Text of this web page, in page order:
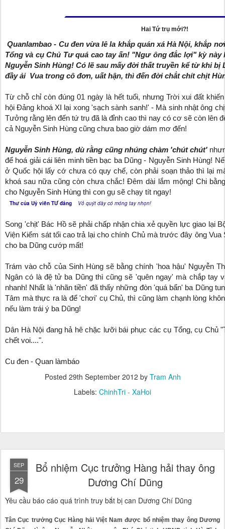
Hai Tứ trụ mới?!
Quanlambao - Cu đen vừa lê la khắp quán xá Hà Nội, khắp
Tổng và cụ Chủ Tư quá cao tay ấn! "Ngư ông đắc lợi" kỳ này
Nguyễn Sinh Hùng! Có lẽ sau mấy đời thất truyền kể từ khi bị
đầy ải Vua trong cô đơn, uất hận, thì đến đời chắt chít chịt
Từ chỗ chỉ còn đúng 01 ngày là hết tuổi, nhưng Trời xui đất
hội Đảng khoá XI lại xong 'sạch sành sanh!' - Mà sinh nhật ông
Tưởng rằng lên đến tứ trụ đã là đỉnh cao thì nay có cơ sẽ còn lên
cả Nguyễn Sinh Hùng cũng chưa bao giờ dám mơ đến!
Nguyễn Sinh Hùng, dù rằng cũng nhúng chàm 'chút chút'
để hoá giải cái liên minh tiền bạc ba Dũng - Nguyễn Sinh Hùng!
ở Quốc hội lấy cớ chưa có quy chế, còn phải soạn thảo thì lại
khoá sau nữa cũng còn chưa chắc! Đêm dài lắm mộng! Chi
cho Nguyễn Sinh Hùng thì con gụ sẽ chạy tít ngay!
Thư của Uỷ viên TƯ đảng Vỏ quýt dày có móng tay nhọn!
Song 'chịt' Bác Hồ sẽ phải chấp nhận chia xẻ quyền lực giao lại
Viện Kiểm sát tối cao trả lại cho chính Chủ mà trước đây ông Vua
cho ba Dũng cướp mất!
Trám vào chỗ của Sinh Hùng sẽ bằng chính 'hoa hậu' Nguyễn
Ngân có là đệ tử ba Dũng thì cũng sẽ 'quên ngay' mà chắp tay
nhanh! Nhất là 'nhãn tiền' đã thấy những đòn 'quá bẩn' ba Dũng
Tâm mà thực ra là để 'chơi' cụ Chủ, thì cũng làm chạnh lòng
nếu làm trái ý ba Dũng!
Dân Hà Nội đang hả hê chặc lưỡi bái phục các cụ Tổng, cụ Chủ
chết voi....".
Cu đen - Quan làmbáo
Posted 29th September 2012 by Tram Anh
Labels: ChinhTri - XaHoi
SEP
29
Bổ nhiệm Cục trưởng Hàng hải thay ông
Dương Chí Dũng
Yêu cầu báo cáo quá trình truy bắt bị can Dương Chí Dũng
Tân Cục trưởng Cục Hàng hải Việt Nam được bổ nhiệm thay ông Dương